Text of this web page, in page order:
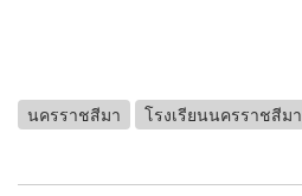
นครราชสีมา โรงเรียนนครราชสีมา